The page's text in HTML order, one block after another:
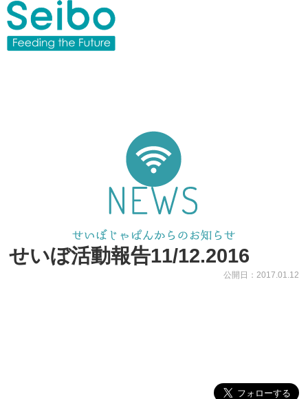
せいぼ活動報告11/12.2016
公開日：2017.01.12